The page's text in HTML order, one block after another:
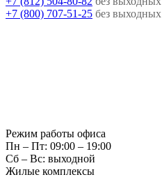
+7 (800) 707-51-25 без выходных
Режим работы офиса
Пн – Пт: 09:00 – 19:00
Сб – Вс: выходной
Жилые комплексы